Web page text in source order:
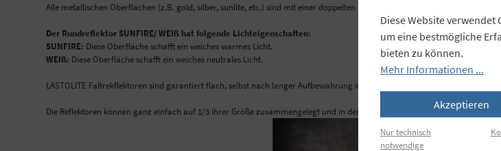
Alle metallischen Oberflächen (z.B. gold, silber, sunlite, etc.) sind mit einer doppelten Laminierung versehen. Das bedeutet
Der Rundreflektor SUNFIRE/ WEIß hat folgende Lichteigenschaften:
SUNFIRE: Diese Oberfläche schafft ein weiches warmes Licht.
WEIß: Diese Oberfläche schafft ein weiches neutrales Licht.
LASTOLITE Faltrekflektoren sind garantiert flach, selbst nach langer Aufbewahrung im zusammengelegten Zustand.
Die Reflektoren können ganz einfach auf 1/3 ihrer Größe zusammengelegt und in der mitgelieferten robusten
Diese Website verwendet
um eine bestmögliche
bieten zu können.
Mehr Informationen ...
Akzeptieren
Nur technisch
notwendige